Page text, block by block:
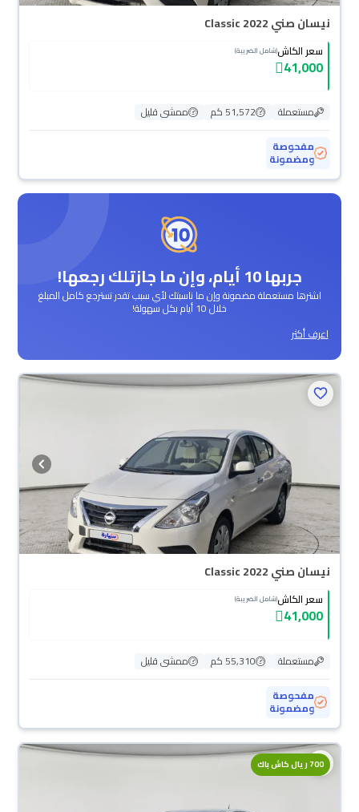
نيسان صني Classic 2022
سعر الكاش(شامل الضريبة)
41,000
مستعملة 51,572 كم
ممشى قليل
مفحوصة
ومضمونة
جربها 10 أيام، وإن ما جازتلك رجعها!
اشترها مستعملة مضمونة وإن ما ناسبتك لأي سبب تقدر تسترجع كامل المبلغ
خلال 10 أيام بكل سهولة!
اعرف أكثر
نيسان صني Classic 2022
سعر الكاش(شامل الضريبة)
41,000
مستعملة 55,310 كم
ممشى قليل
مفحوصة
ومضمونة
700 ريال كاش باك
محجوزة